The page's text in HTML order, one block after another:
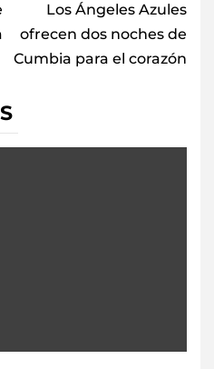
Los Ángeles Azules
ofrecen dos noches de
Cumbia para el corazón